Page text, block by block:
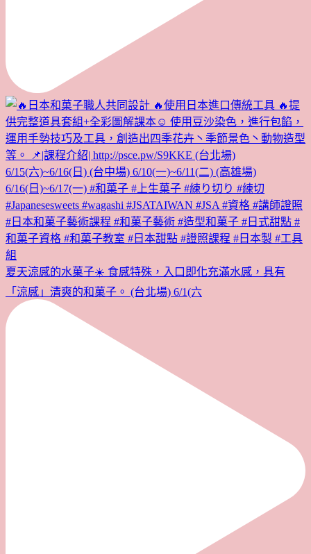
夏天涼感的水菓子☀️ 食感特殊，入口即化充滿水感，具有
「涼感」清爽的和菓子。 (台北場) 6/1(六